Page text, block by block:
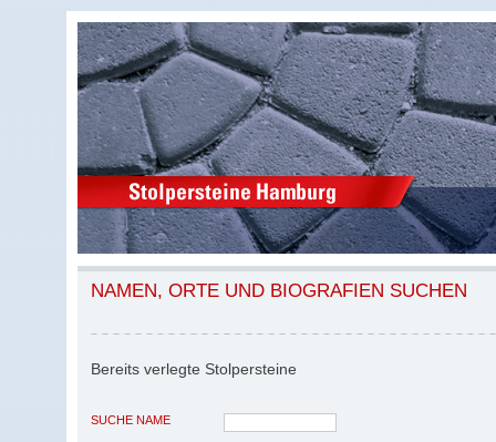
NAMEN, ORTE UND BIOGRAFIEN SUCHEN
Bereits verlegte Stolpersteine
SUCHE NAME